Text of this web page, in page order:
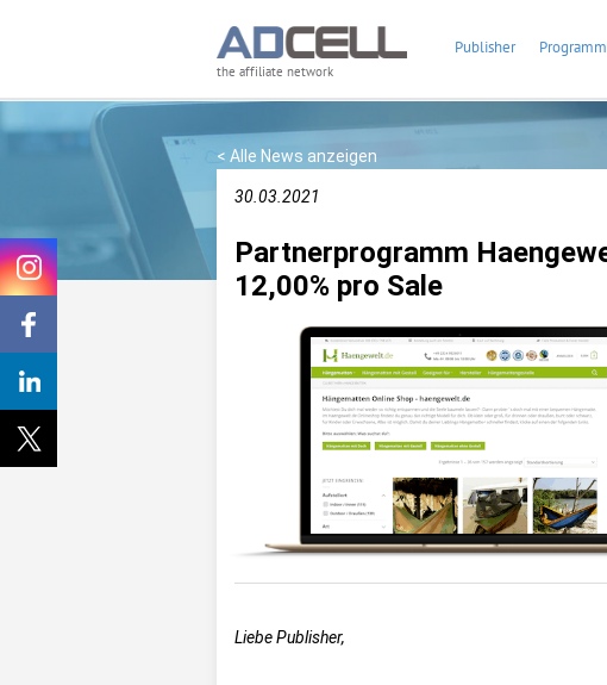
the affiliate network
Publisher
< Alle News anzeigen
30.03.2021
Partnerprogramm
12,00% pro Sale
Liebe Publisher,